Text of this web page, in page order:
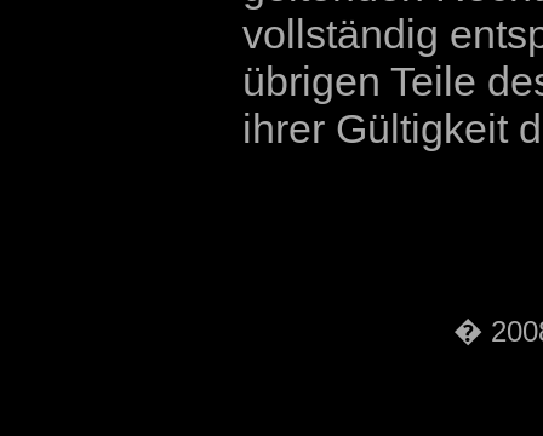
vollständig
übrigen Teile
ihrer Gültigkeit
�